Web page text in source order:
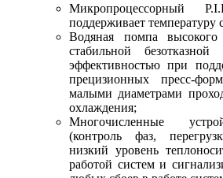
Микропроцессорный
поддерживает температуру
Водяная помпа высокого
стабильной
эффективностью при
прецизионных пресс-
малыми диаметрами
охлаждения;
Многочисленные
(контроль фаз,
низкий уровень
работой систем и